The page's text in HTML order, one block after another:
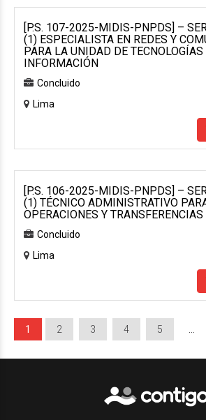
[P.S. 107-2025-MIDIS-PNPDS] –
(1) ESPECIALISTA EN REDES Y
PARA LA UNIDAD DE
INFORMACIÓN
Concluido
Lima
[P.S. 106-2025-MIDIS-PNPDS] –
(1) TÉCNICO ADMINISTRATIVO
OPERACIONES Y TRANSFERENCIAS
Concluido
Lima
1 2 3 4 5